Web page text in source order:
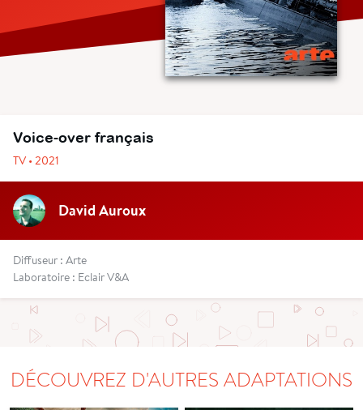
Voice-over français
TV • 2021
David Auroux
Diffuseur : Arte
Laboratoire : Eclair V&A
DÉCOUVREZ D'AUTRES ADAPTATIONS